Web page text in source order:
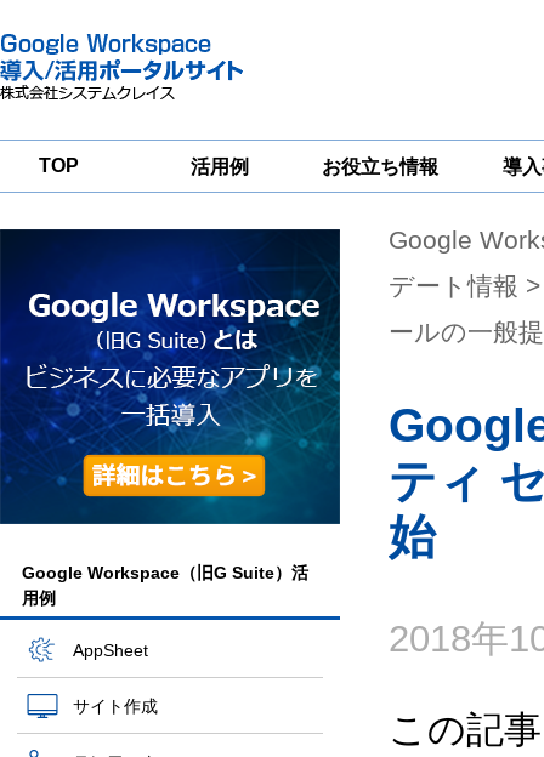
TOP 活用例 お役立ち情報
一
導
グループウェア
移行支援
Google
Workspace
セキュリティ
対策サービス
Google Workspace（旧G Suite）活
用例
AppSheet
サイト作成
Google
デート情報
ールの一般
ティ
始
2018年
この記